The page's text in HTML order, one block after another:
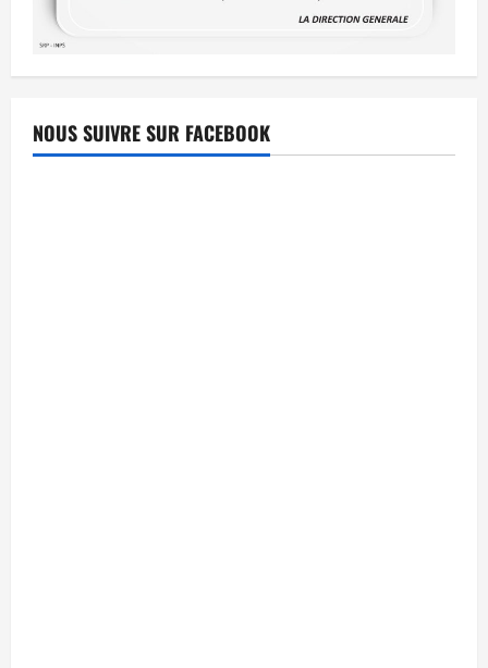
NOUS SUIVRE SUR FACEBOOK